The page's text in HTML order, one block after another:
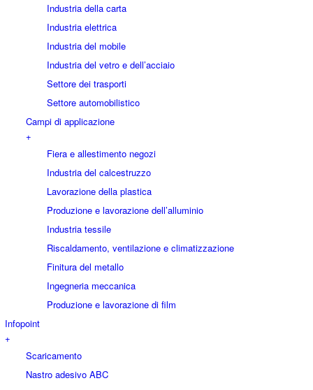
Industria della carta
Industria elettrica
Industria del mobile
Industria del vetro e dell’acciaio
Settore dei trasporti
Settore automobilistico
Campi di applicazione
+
Fiera e allestimento negozi
Industria del calcestruzzo
Lavorazione della plastica
Produzione e lavorazione dell’alluminio
Industria tessile
Riscaldamento, ventilazione e climatizzazione
Finitura del metallo
Ingegneria meccanica
Produzione e lavorazione di film
Infopoint
+
Scaricamento
Nastro adesivo ABC